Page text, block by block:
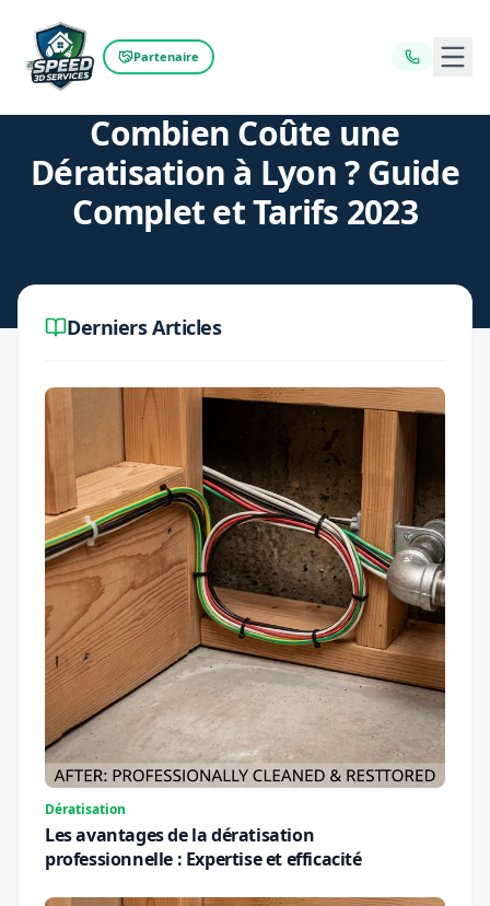
Partenaire
Retour au blog
Combien Coûte une
Dératisation à Lyon ? Guide
Complet et Tarifs 2023
Derniers Articles
Dératisation
Les avantages de la dératisation
professionnelle : Expertise et efficacité